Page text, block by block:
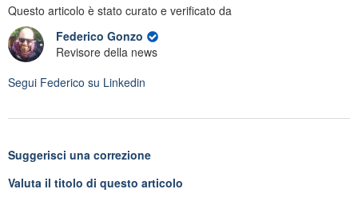
Questo articolo è stato curato e verificato da
Federico Gonzo
Revisore della news
Segui Federico su Linkedin
Suggerisci una correzione
Valuta il titolo di questo articolo